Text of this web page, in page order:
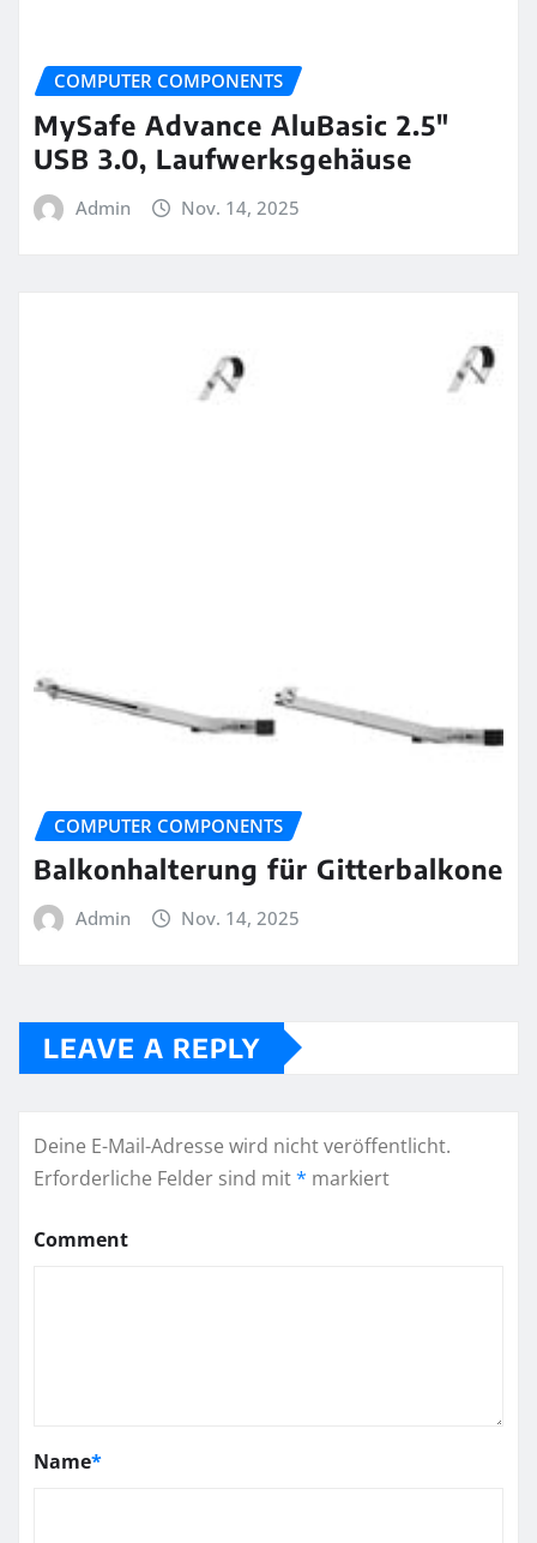
COMPUTER COMPONENTS
MySafe Advance AluBasic 2.5″
USB 3.0, Laufwerksgehäuse
Admin Nov. 14, 2025
COMPUTER COMPONENTS
Balkonhalterung für Gitterbalkone
Admin Nov. 14, 2025
LEAVE A REPLY
Deine E-Mail-Adresse wird nicht veröffentlicht.
Erforderliche Felder sind mit* markiert
Comment
Name*